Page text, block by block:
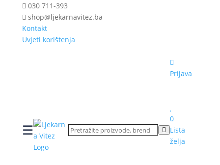
030 711-393
shop@ljekarnavitez.ba
Kontakt
Uvjeti korištenja
☰
Prijava
0
Lista
želja